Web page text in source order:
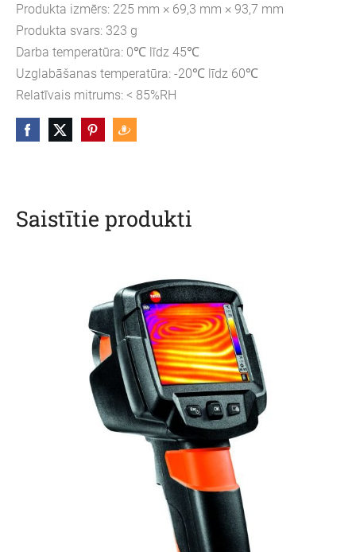
Produkta izmērs: 225 mm × 69,3 mm × 93,7 mm
Produkta svars: 323 g
Darba temperatūra: 0℃ līdz 45℃
Uzglabāšanas temperatūra: -20℃ līdz 60℃
Relatīvais mitrums: < 85%RH
Saistītie produkti